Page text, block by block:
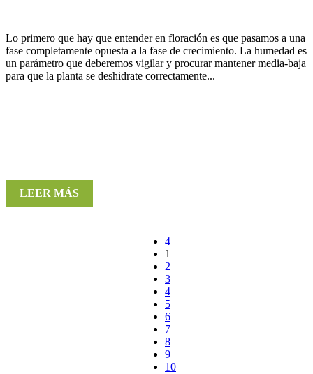
Lo primero que hay que entender en floración es que pasamos a una
fase completamente opuesta a la fase de crecimiento. La humedad es
un parámetro que deberemos vigilar y procurar mantener media-baja
para que la planta se deshidrate correctamente...
LEER MÁS
1
2
3
4
5
6
7
8
9
10